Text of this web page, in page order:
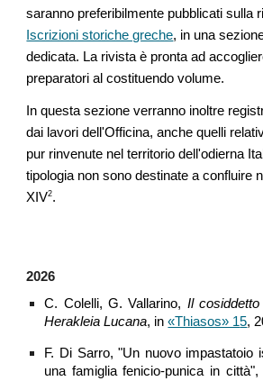
saranno preferibilmente pubblicati sulla
Iscrizioni storiche greche, in una
dedicata. La rivista è pronta ad
preparatori al costituendo volume.
In questa sezione verranno inoltre
dai lavori dell'Officina, anche quelli
pur rinvenute nel territorio dell'odierna
tipologia non sono destinate a confluire
XIV2.
2026
C. Colelli, G.Vallarino, Il
Herakleia Lucana, in«Thiasos» 15,
F. Di Sarro, "Un nuovo impastatoio
una famiglia fenicio-punica in